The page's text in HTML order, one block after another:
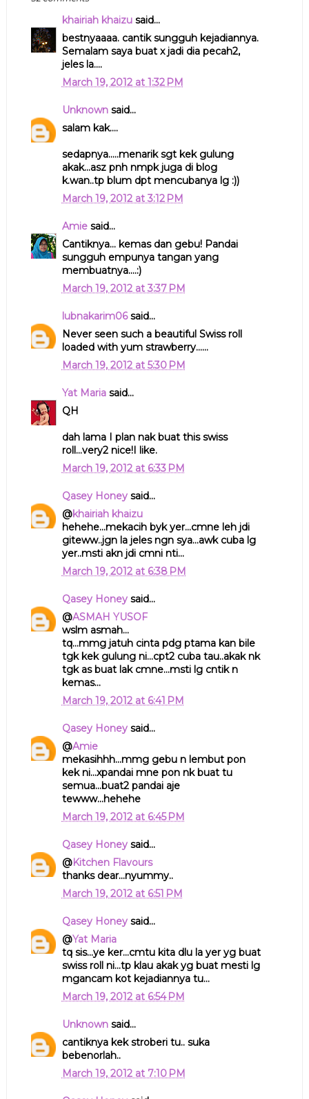
khairiah khaizusaid...
bestnyaaaa. cantik sungguh kejadiannya.
Semalam saya buat x jadi dia pecah2,
jeles la....
March 19, 2012 at 1:32 PM
Unknownsaid...
salam kak....
sedapnya.....menarik sgt kek gulung
akak...asz pnh nmpk juga di blog
k.wan..tp blum dpt mencubanya lg :))
March 19, 2012 at 3:12 PM
Amiesaid...
Cantiknya... kemas dan gebu! Pandai
sungguh empunya tangan yang
membuatnya....:)
March 19, 2012 at 3:37 PM
lubnakarim06said...
Never seen such a beautiful Swiss roll
loaded with yum strawberry......
March 19, 2012 at 5:30 PM
Yat Mariasaid...
QH
dah lama I plan nak buat this swiss
roll...very2 nice!I like.
March 19, 2012 at 6:33 PM
Qasey Honeysaid...
@khairiah khaizu
hehehe...mekacih byk yer...cmne leh jdi
giteww..jgn la jeles ngn sya...awk cuba lg
yer..msti akn jdi cmni nti...
March 19, 2012 at 6:38 PM
Qasey Honeysaid...
@ASMAH YUSOF
wslm asmah...
tq...mmg jatuh cinta pdg ptama kan bile
tgk kek gulung ni...cpt2 cuba tau..akak nk
tgk as buat lak cmne...msti lg cntik n
kemas...
March 19, 2012 at 6:41 PM
Qasey Honeysaid...
@Amie
mekasihhh...mmg gebu n lembut pon
kek ni...xpandai mne pon nk buat tu
semua...buat2 pandai aje
tewww...hehehe
March 19, 2012 at 6:45 PM
Qasey Honeysaid...
@Kitchen Flavours
thanks dear...nyummy..
March 19, 2012 at 6:51 PM
Qasey Honeysaid...
@Yat Maria
tq sis...ye ker...cmtu kita dlu la yer yg buat
swiss roll ni...tp klau akak yg buat mesti lg
mgancam kot kejadiannya tu...
March 19, 2012 at 6:54 PM
Unknownsaid...
cantiknya kek stroberi tu.. suka
bebenorlah..
March 19, 2012 at 7:10 PM